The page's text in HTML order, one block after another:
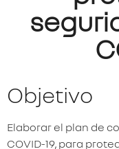
Objetivo
Elaborar el plan de
COVID-19, para